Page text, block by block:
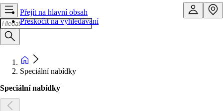
Přejít na hlavní obsah
Přeskočit na vyhledávání
Speciální nabídky
Speciální nabídky